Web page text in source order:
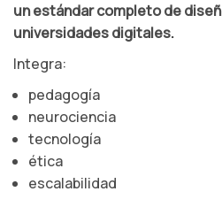
un estándar completo de
universidades digitales.
Integra:
pedagogía
neurociencia
tecnología
ética
escalabilidad